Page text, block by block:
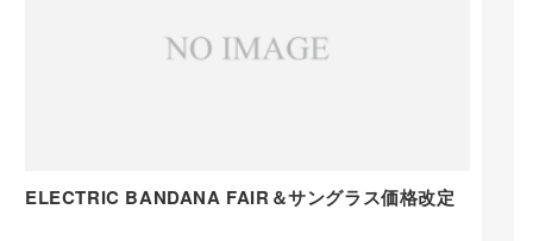
ELECTRIC BANDANA FAIR＆サングラス価格改定